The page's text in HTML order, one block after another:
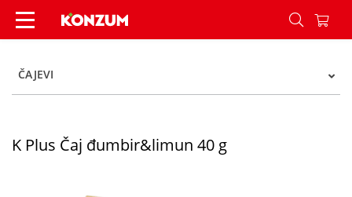
K Plus Čaj đumbir&limun 40 g - Konzum
ČAJEVI
K Plus Čaj đumbir&limun 40 g